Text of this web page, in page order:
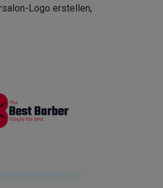
Logo erstellen,